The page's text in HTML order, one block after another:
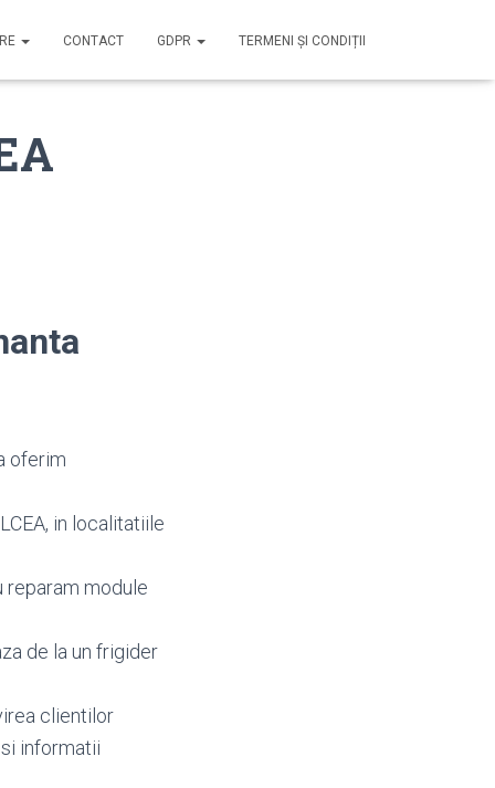
CONTACT GDPR TERMENI ȘI CONDIȚII
oferim
in localitatiile
module
de la un frigider
clientilor
informatii